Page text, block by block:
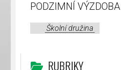
PODZIMNÍ
Školní družina
RUBRIKY